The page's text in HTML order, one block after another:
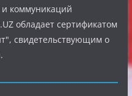
коммуникаций
обладает сертификатом
свидетельствующим о